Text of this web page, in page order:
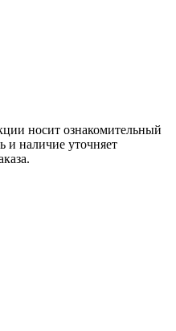
носит ознакомительный
и наличие уточняет